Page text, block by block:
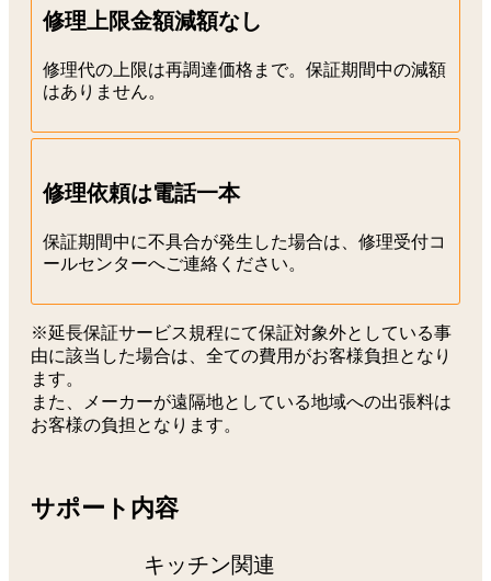
修理上限金額減額なし
修理代の上限は再調達価格まで。保証期間中の減額
はありません。
修理依頼は電話一本
保証期間中に不具合が発生した場合は、修理受付コ
ールセンターへご連絡ください。
※延長保証サービス規程にて保証対象外としている事
由に該当した場合は、全ての費用がお客様負担となり
ます。
また、メーカーが遠隔地としている地域への出張料は
お客様の負担となります。
サポート内容
キッチン関連